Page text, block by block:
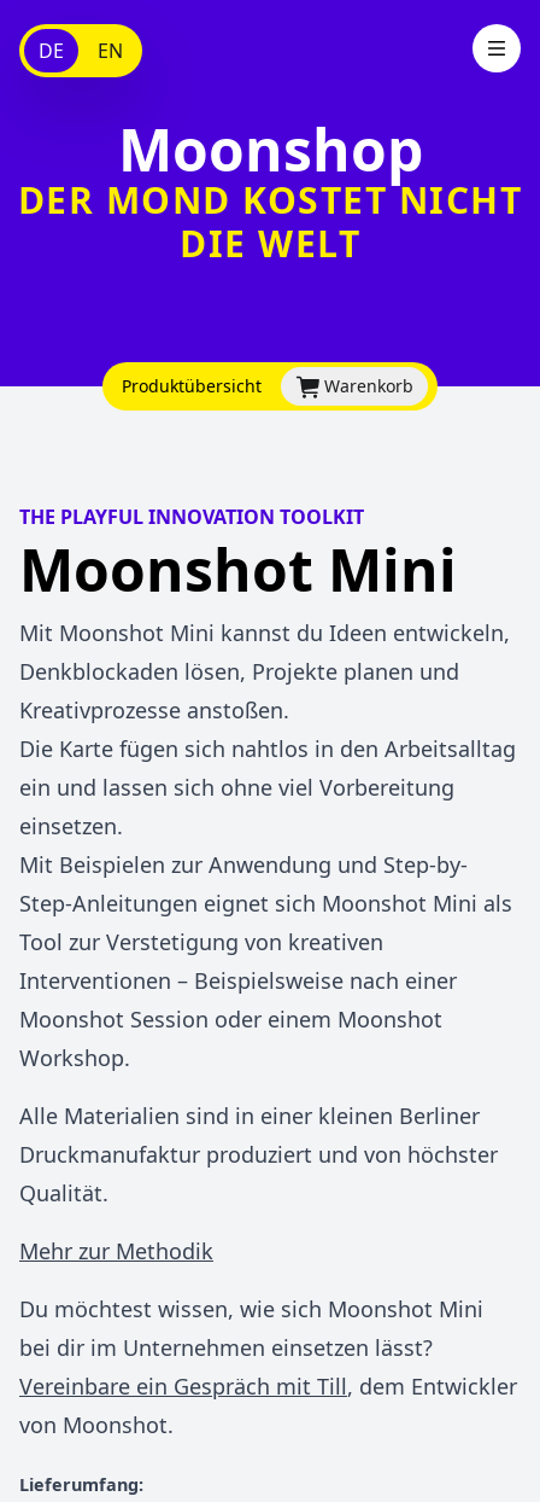
Moonshop
DER MOND KOSTET NICHT
DIE WELT
Produktübersicht Warenkorb
THE PLAYFUL INNOVATION TOOLKIT
Moonshot Mini
Mit Moonshot Mini kannst du Ideen entwickeln,
Denkblockaden lösen, Projekte planen und
Kreativprozesse anstoßen.
Die Karte fügen sich nahtlos in den Arbeitsalltag
ein und lassen sich ohne viel Vorbereitung
einsetzen.
Mit Beispielen zur Anwendung und Step-by-
Step-Anleitungen eignet sich Moonshot Mini als
Tool zur Verstetigung von kreativen
Interventionen – Beispielsweise nach einer
Moonshot Session oder einem Moonshot
Workshop.
Alle Materialien sind in einer kleinen Berliner
Druckmanufaktur produziert und von höchster
Qualität.
Mehr zur Methodik
Du möchtest wissen, wie sich Moonshot Mini
bei dir im Unternehmen einsetzen lässt?
Vereinbare ein Gespräch mit Till, dem Entwickler
von Moonshot.
Lieferumfang:
DE EN